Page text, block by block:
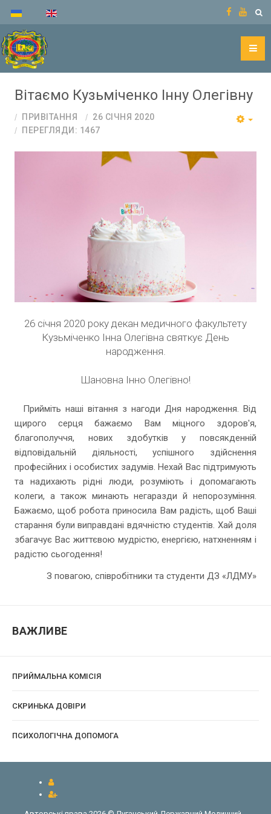
Вітаємо Кузьміченко Інну Олегівну
ПРИВІТАННЯ
26 СІЧНЯ 2020
ПЕРЕГЛЯДИ: 1467
26 січня 2020 року декан медичного факультету
Кузьміченко Інна Олегівна святкує День
народження.
Шановна Інно Олегівно!
Прийміть наші вітання з нагоди Дня народження. Від
щирого серця бажаємо Вам міцного здоров'я,
благополуччя, нових здобутків у повсякденній
відповідальній діяльності, успішного здійснення
професійних і особистих задумів. Нехай Вас підтримують
та надихають рідні люди, розуміють і допомагають
колеги, а також минають негаразди й непорозуміння.
Бажаємо, щоб робота приносила Вам радість, щоб Ваші
старання були виправдані вдячністю студентів. Хай доля
збагачує Вас життєвою мудрістю, енергією, натхненням і
радістю сьогодення!
З повагою, співробітники та студенти ДЗ «ЛДМУ»
ВАЖЛИВЕ
ПРИЙМАЛЬНА КОМІСІЯ
CКРИНЬКА ДОВІРИ
ПСИХОЛОГІЧНА ДОПОМОГА